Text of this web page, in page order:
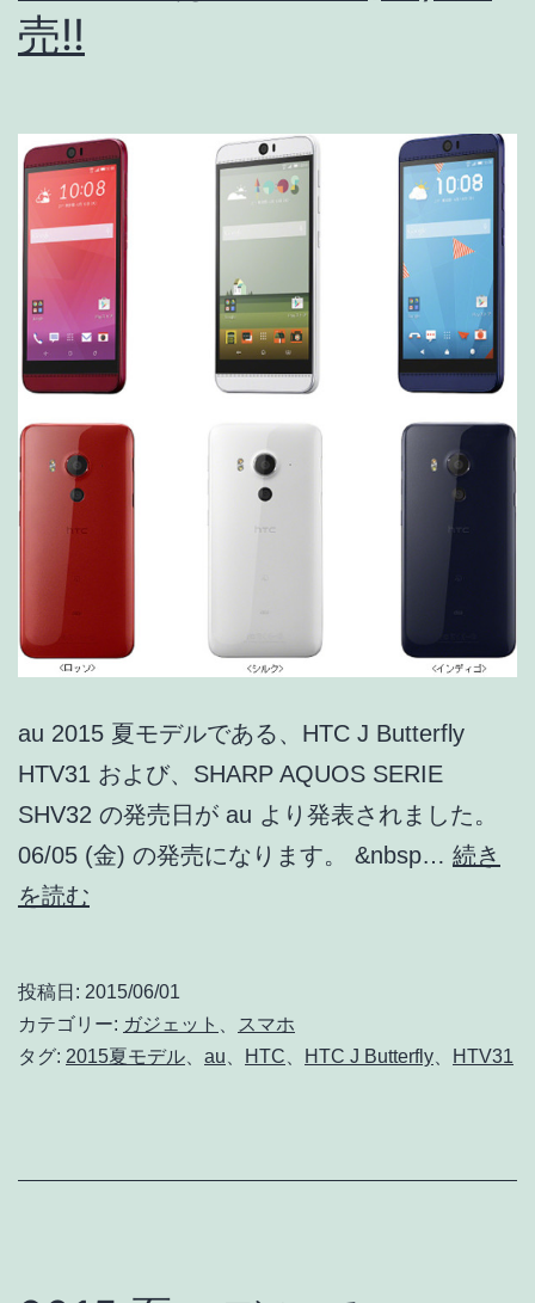
ラ
イ
シ
ョ
プ
の
価
格
は
新
規・
43,200
MNP
10,800
円
(実
質)
売!!
au 2015 夏モデルである、HTC J Butterfly
HTV31 および、SHARP AQUOS SERIE
SHV32 の発売日が au より発表されました。
06/05 (金) の発売になります。 &nbsp… 続き
を読む
Butterfly
HTV31、
SHV32
投稿日: 2015/06/01
カテゴリー: ガジェット
スマホ
タグ: 2015夏モデル au HTC HTC J Butterfly HTV31